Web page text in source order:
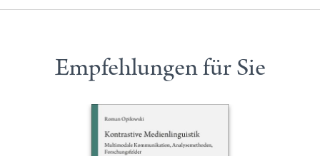
Empfehlungen für Sie